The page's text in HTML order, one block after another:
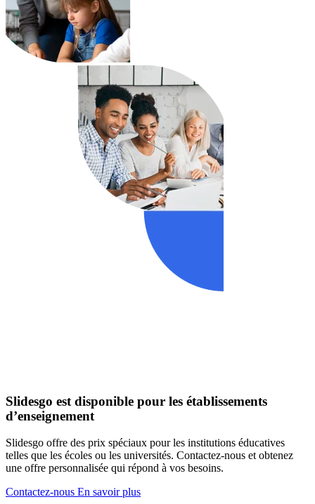
Slidesgo est disponible pour les établissements
d’enseignement
Slidesgo offre des prix spéciaux pour les institutions éducatives
telles que les écoles ou les universités. Contactez-nous et obtenez
une offre personnalisée qui répond à vos besoins.
Contactez-nous En savoir plus